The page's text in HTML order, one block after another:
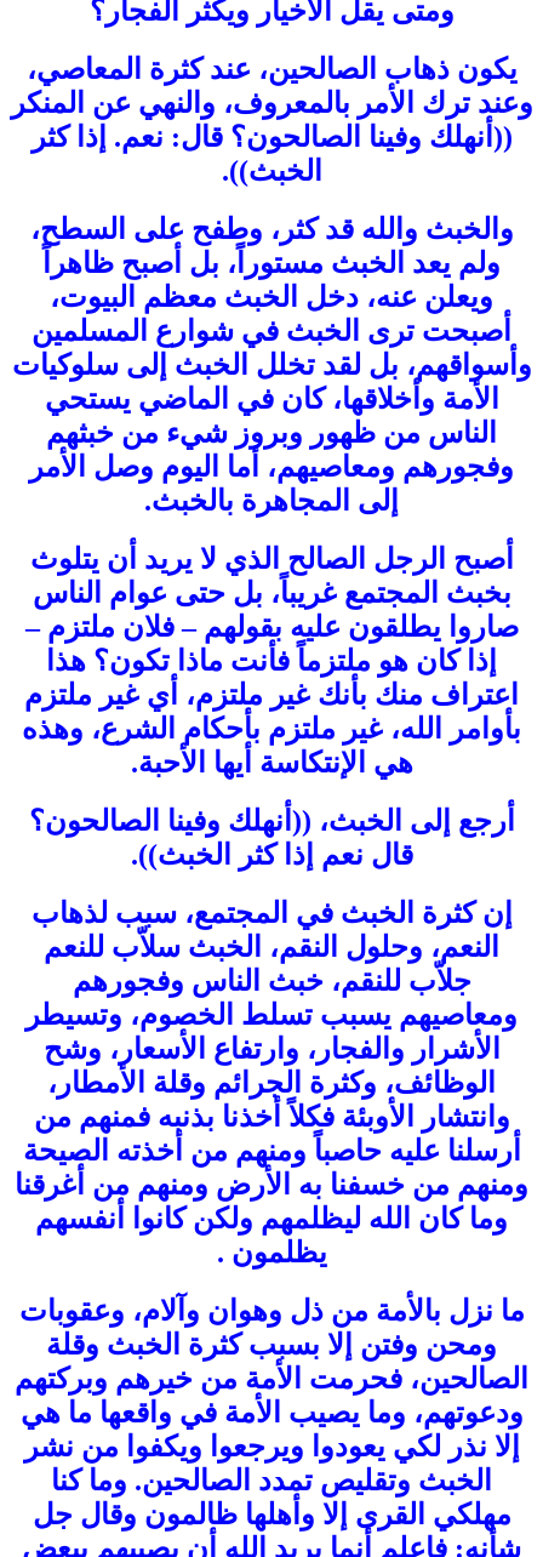
ومتى يقل الأخيار ويكثر الفجار؟
يكون ذهاب الصالحين، عند كثرة المعاصي،
وعند ترك الأمر بالمعروف، والنهي عن المنكر
((أنهلك وفينا الصالحون؟ قال: نعم. إذا كثر
الخبث)).
والخبث والله قد كثر، وطفح على السطح،
ولم يعد الخبث مستوراً، بل أصبح ظاهراً
ويعلن عنه، دخل الخبث معظم البيوت،
أصبحت ترى الخبث في شوارع المسلمين
وأسواقهم، بل لقد تخلل الخبث إلى سلوكيات
الأمة وأخلاقها، كان في الماضي يستحي
الناس من ظهور وبروز شيء من خبثهم
وفجورهم ومعاصيهم، أما اليوم وصل الأمر
إلى المجاهرة بالخبث.
أصبح الرجل الصالح الذي لا يريد أن يتلوث
بخبث المجتمع غريباً، بل حتى عوام الناس
صاروا يطلقون عليه بقولهم – فلان ملتزم –
إذا كان هو ملتزماً فأنت ماذا تكون؟ هذا
اعتراف منك بأنك غير ملتزم، أي غير ملتزم
بأوامر الله، غير ملتزم بأحكام الشرع، وهذه
هي الإنتكاسة أيها الأحبة.
أرجع إلى الخبث، ((أنهلك وفينا الصالحون؟
قال نعم إذا كثر الخبث)).
إن كثرة الخبث في المجتمع، سبب لذهاب
النعم، وحلول النقم، الخبث سلاّب للنعم
جلاّب للنقم، خبث الناس وفجورهم
ومعاصيهم يسبب تسلط الخصوم، وتسيطر
الأشرار والفجار، وارتفاع الأسعار، وشح
الوظائف، وكثرة الجرائم وقلة الأمطار،
وانتشار الأوبئة فكلاً أخذنا بذنبه فمنهم من
أرسلنا عليه حاصباً ومنهم من أخذته الصيحة
ومنهم من خسفنا به الأرض ومنهم من أغرقنا
وما كان الله ليظلمهم ولكن كانوا أنفسهم
يظلمون .
ما نزل بالأمة من ذل وهوان وآلام، وعقوبات
ومحن وفتن إلا بسبب كثرة الخبث وقلة
الصالحين، فحرمت الأمة من خيرهم وبركتهم
ودعوتهم، وما يصيب الأمة في واقعها ما هي
إلا نذر لكي يعودوا ويرجعوا ويكفوا من نشر
الخبث وتقليص تمدد الصالحين. وما كنا
مهلكي القرى إلا وأهلها ظالمون وقال جل
شأنه: فاعلم أنما يريد الله أن يصيبهم ببعض